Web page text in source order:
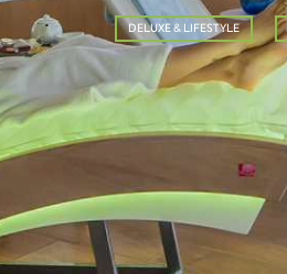
DELUXE & LIFESTYLE